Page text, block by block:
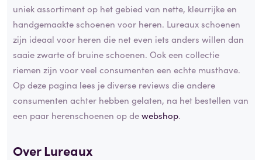
uniek assortiment op het gebied van nette, kleurrijke en
handgemaakte schoenen voor heren. Lureaux schoenen
zijn ideaal voor heren die net even iets anders willen dan
saaie zwarte of bruine schoenen. Ook een collectie
riemen zijn voor veel consumenten een echte musthave.
Op deze pagina lees je diverse reviews die andere
consumenten achter hebben gelaten, na het bestellen van
een paar herenschoenen op dewebshop.
Over Lureaux